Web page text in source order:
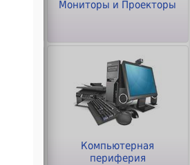
Мониторы и Проекторы
Компьютерная
периферия